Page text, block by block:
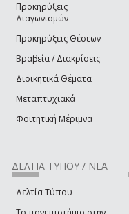
Προκηρύξεις
Διαγωνισμών
Προκηρύξεις Θέσεων
Βραβεία / Διακρίσεις
Διοικητικά Θέματα
Μεταπτυχιακά
Φοιτητική Μέριμνα
ΔΕΛΤΙΑ ΤΥΠΟΥ / ΝΕΑ
Δελτία Τύπου